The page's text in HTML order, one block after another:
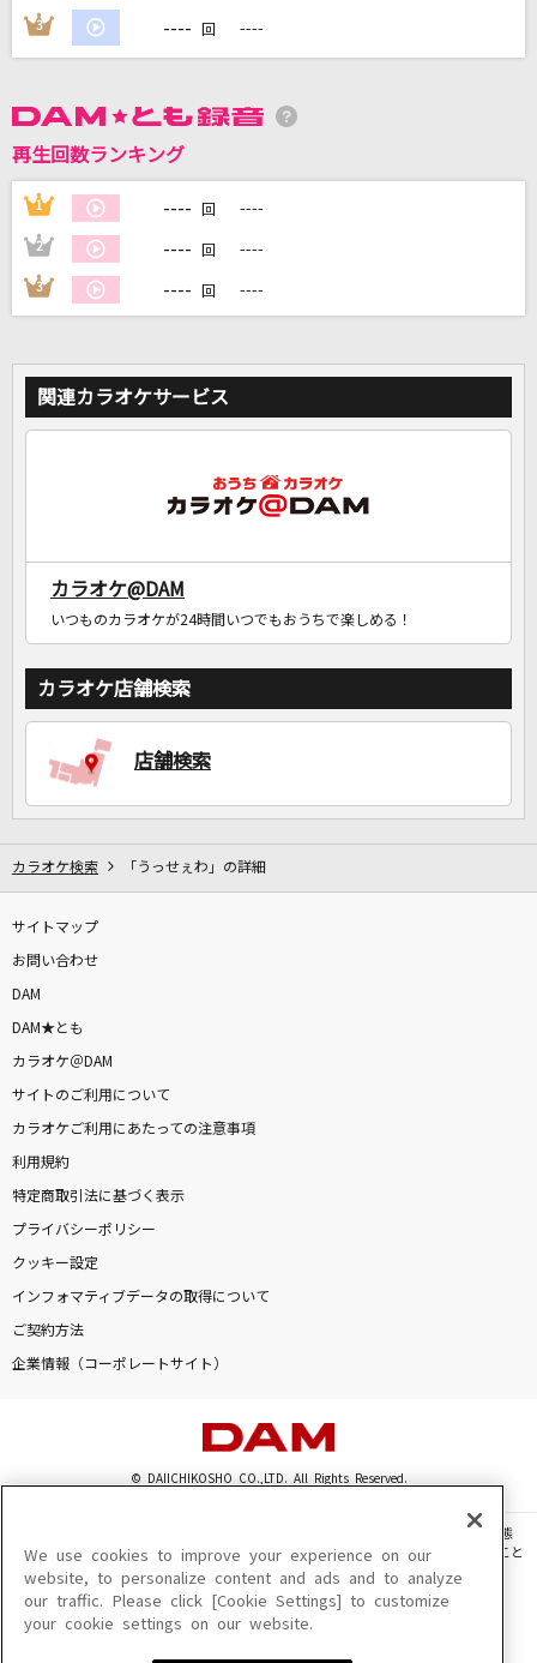
DAMに会員登録・ログインして
家族や友達と一緒に！練習にも！
3 ---- 回 ----
再生回数ランキング
1 ---- 回 ----
2 ---- 回 ----
3 ---- 回 ----
関連カラオケサービス
カラオケ@DAM
いつものカラオケが24時間いつでもおうちで楽しめる！
カラオケ店舗検索
店舗検索
カラオケ検索 「うっせぇわ」の詳細
サイトマップ
お問い合わせ
DAM
DAM★とも
カラオケ＠DAM
サイトのご利用について
カラオケご利用にあたっての注意事項
利用規約
特定商取引法に基づく表示
プライバシーポリシー
クッキー設定
インフォマティブデータの取得について
ご契約方法
企業情報（コーポレートサイト）
© DAIICHIKOSHO CO.,LTD. All Rights Reserved.
このサイトに掲載されている一切の文章・画像・写真・動画・音声等を、手段や形態
を問わず、著作権法の定める範囲を超えて無断で複製、転載、ファイル化などすること
を禁じます。
楽曲及びコンテンツは、機種によりご利用いただけない場合があります。
楽曲及びコンテンツの配信日、配信内容が変更になる場合があります。
We use cookies to improve your experience on our
website, to personalize content and ads and to analyze
our traffic. Please click [Cookie Settings] to customize
your cookie settings on our website.